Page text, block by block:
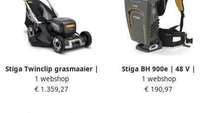
Stiga Twinclip grasmaaier |
950e V Kit | 2 2kW | 48cm |
9 serie 294513998 ST1
1 webshop
€ 1.359,27
Stiga BH 900e | 48 V |
Rugharnas | voor 2
accu&apos;s (excl.)
1 webshop
€ 190,97